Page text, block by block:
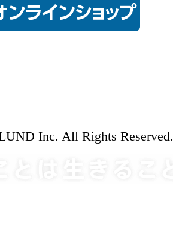
Inc. All Rights Reserved.